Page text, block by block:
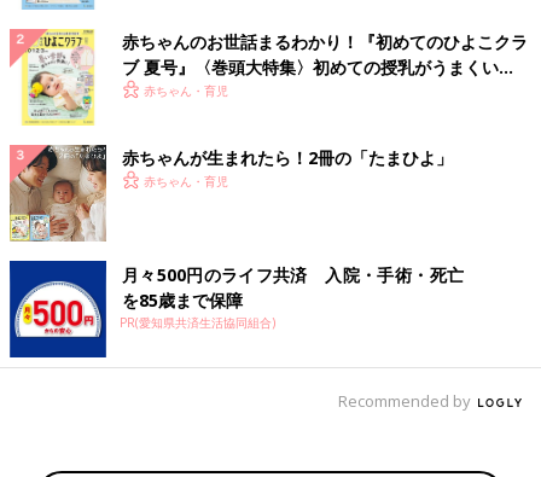
赤ちゃんのお世話まるわかり！『初めてのひよこクラ
ブ 夏号』〈巻頭大特集〉初めての授乳がうまくい
く！ おっぱい・ミルクの基本と夏のトラブル 解決テ
赤ちゃん・育児
赤ちゃんが生まれたら！2冊の「たまひよ」
赤ちゃん・育児
月々500円のライフ共済 入院・手術・死亡
を85歳まで保障
PR(愛知県共済生活協同組合)
Recommended by